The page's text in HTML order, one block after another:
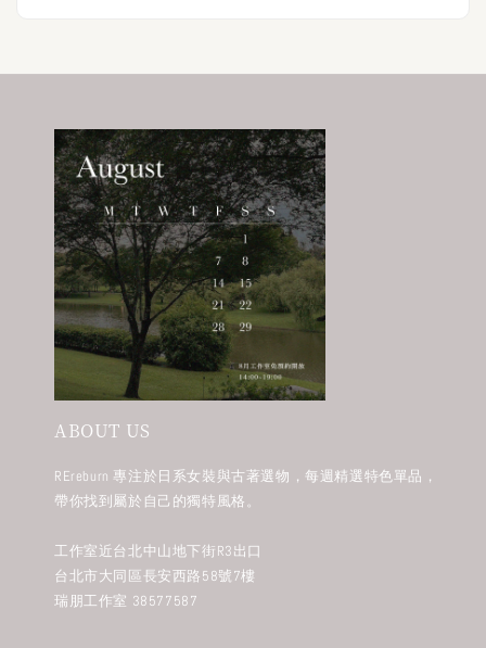
ABOUT US
REreburn 專注於日系女裝與古著選物，每週精選特色單品，
帶你找到屬於自己的獨特風格。
工作室近台北中山地下街R3出口
台北市大同區長安西路58號7樓
瑞朋工作室 38577587